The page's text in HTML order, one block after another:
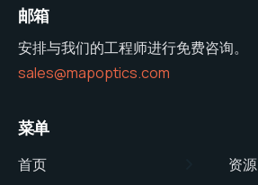
邮箱
安排与我们的工程师进行免费咨询。
sales@mapoptics.com
菜单
首页
资源